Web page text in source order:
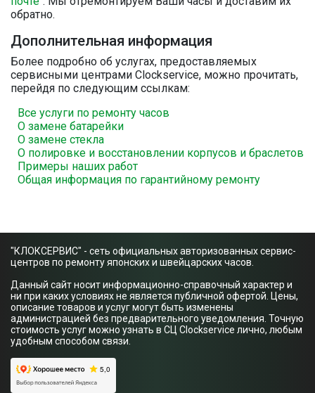
обратно.
Дополнительная информация
Более подробно об услугах, предоставляемых
сервисными центрами Clockservice, можно прочитать,
перейдя по следующим ссылкам:
Все услуги по ремонту часов
О замене батарейки
О замене стекла
О полировке и восстановлении корпусов и браслетов
Примеры наших работ
Общая информация по гарантийному ремонту
"КЛОКСЕРВИС" - сеть официальных авторизованных сервис-
центров по ремонту японских и швейцарских часов.
Данный сайт носит информационно-справочный характер и
ни при каких условиях не является публичной офертой. Цены,
описание товаров и услуг могут быть изменены
администрацией без предварительного уведомления. Точную
стоимость услуг можно узнать в СЦ Clockservice лично, любым
удобным способом связи.